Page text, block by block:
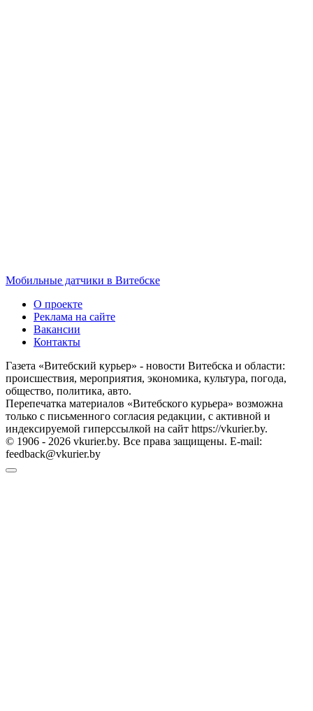
Мобильные датчики в Витебске
О проекте
Реклама на сайте
Вакансии
Контакты
Газета «Витебский курьер» - новости Витебска и области:
происшествия, мероприятия, экономика, культура, погода,
общество, политика, авто.
Перепечатка материалов «Витебского курьера» возможна
только с письменного согласия редакции, с активной и
индексируемой гиперссылкой на сайт https://vkurier.by.
© 1906 - 2026 vkurier.by. Все права защищены. E-mail:
feedback@vkurier.by